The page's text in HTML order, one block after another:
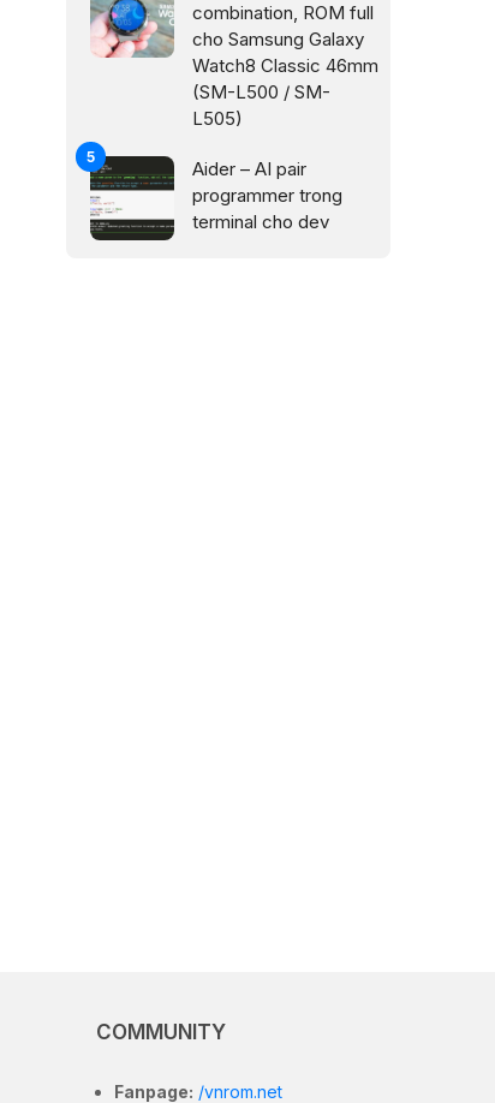
combination, ROM full
cho Samsung Galaxy
Watch8 Classic 46mm
(SM-L500 / SM-
L505)
Aider – AI pair
programmer trong
terminal cho dev
COMMUNITY
Fanpage: /vnrom.net